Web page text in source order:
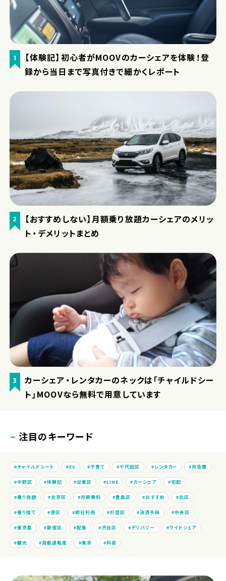
1
【体験記】初心者がMOOVのカーシェアを体験！登
録から当日まで写真付きで細かくレポート
2
【おすすめしない】月額乗り放題カーシェアのメリッ
ト・デメリットまとめ
3
カーシェア・レンタカーのネックは「チャイルドシー
ト」MOOVなら無料で用意しています
注目のキーワード
チャイルドシート EV 子育て 千代田区 レンタカー 月会費
中野区 体験記 台東区 LINE カーシェア 宅配
乗り放題 文京区 月額無料 豊島区 おすすめ 北区
乗り捨て 港区 即日利用 杉並区 決済手段 中央区
東京都 新宿区 配車 渋谷区 デリバリー ライドシェア
観光 自動運転車 東京 料金